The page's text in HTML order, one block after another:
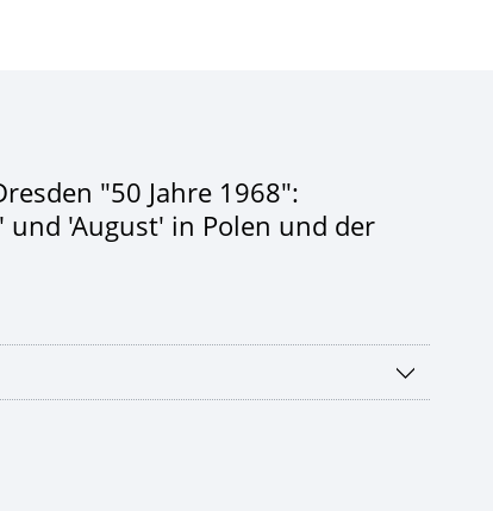
"50 Jahre 1968":
und 'August' in Polen und der